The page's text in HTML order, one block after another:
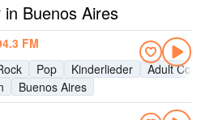
Buenos Aires
FM
Pop Kinderlieder
Adult
Buenos Aires